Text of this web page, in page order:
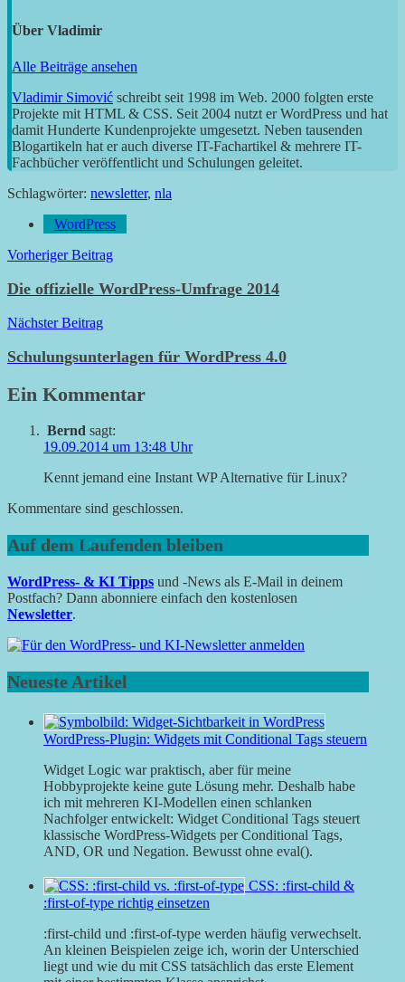
Über Vladimir
Alle Beiträge ansehen
Vladimir Simović schreibt seit 1998 im Web. 2000 folgten erste
Projekte mit HTML & CSS. Seit 2004 nutzt er WordPress und hat
damit Hunderte Kundenprojekte umgesetzt. Neben tausenden
Blogartikeln hat er auch diverse IT-Fachartikel & mehrere IT-
Fachbücher veröffentlicht und Schulungen geleitet.
Schlagwörter: newsletter, nla
WordPress
Beitragsnavigation
Vorheriger Beitrag
Die offizielle WordPress-Umfrage 2014
Nächster Beitrag
Schulungsunterlagen für WordPress 4.0
Ein Kommentar
Bernd sagt:
19.09.2014 um 13:48 Uhr
Kennt jemand eine Instant WP Alternative für Linux?
Kommentare sind geschlossen.
Auf dem Laufenden bleiben
WordPress- & KI Tipps und -News als E-Mail in deinem
Postfach? Dann abonniere einfach den kostenlosen
Newsletter.
Neueste Artikel
WordPress-Plugin: Widgets mit Conditional Tags steuern
Widget Logic war praktisch, aber für meine
Hobbyprojekte keine gute Lösung mehr. Deshalb habe
ich mit mehreren KI-Modellen einen schlanken
Nachfolger entwickelt: Widget Conditional Tags steuert
klassische WordPress-Widgets per Conditional Tags,
AND, OR und Negation. Bewusst ohne eval().
CSS: :first-child &
:first-of-type richtig einsetzen
:first-child und :first-of-type werden häufig verwechselt.
An kleinen Beispielen zeige ich, worin der Unterschied
liegt und wie du mit CSS tatsächlich das erste Element